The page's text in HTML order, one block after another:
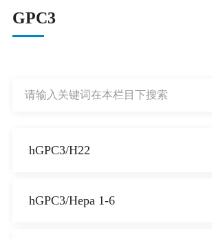
GPC3
hGPC3/H22
hGPC3/Hepa 1-6